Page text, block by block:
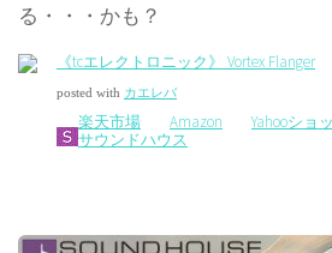
る・・・かも？
《tcエレクトロニック》 Vortex Flanger
posted with カエレバ
楽天市場 Amazon
Yahooショ
サウンドハウス